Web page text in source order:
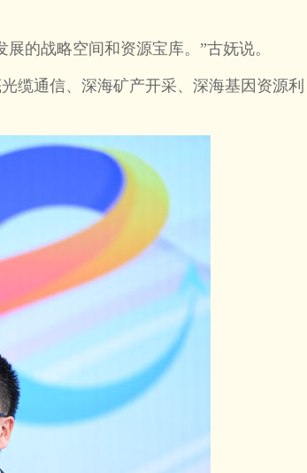
的战略空间和资源宝库。”古妩说。
通信、深海矿产开采、深海基因资源利